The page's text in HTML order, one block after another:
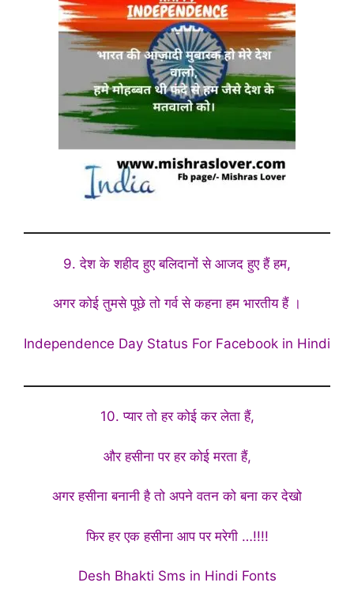
9. देश के शहीद हुए बलिदानों से आजद हुए हैं हम,
अगर कोई तुमसे पूछे तो गर्व से कहना हम भारतीय हैं ।
Independence Day Status For Facebook in Hindi
10. प्यार तो हर कोई कर लेता हैं,
और हसीना पर हर कोई मरता हैं,
अगर हसीना बनानी है तो अपने वतन को बना कर देखो
फिर हर एक हसीना आप पर मरेगी …!!!!
Desh Bhakti Sms in Hindi Fonts